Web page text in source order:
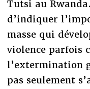
Tutsi au
d’indiquer
masse qui
violence parfois
l’extermination
pas seulement